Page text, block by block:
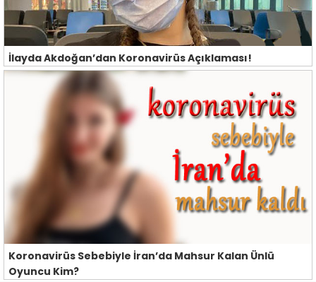
İlayda Akdoğan’dan Koronavirüs Açıklaması!
Koronavirüs Sebebiyle İran’da Mahsur Kalan Ünlü
Oyuncu Kim?